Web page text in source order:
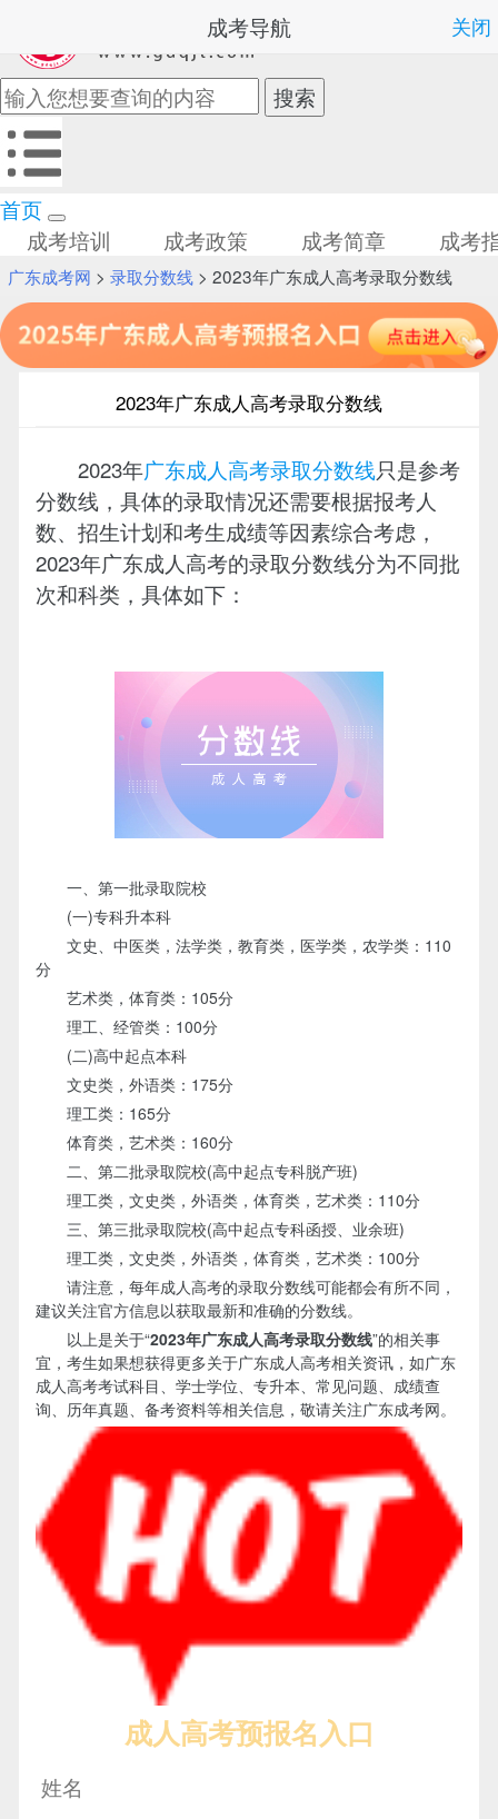
首页
成考培训
成考政策 成考简章 成考
广东成考网 > 录取分数线> 2023年广东成人高考录取分数线
2023年广东成人高考录取分数线
2023年广东成人高考录取分数线只是参考
分数线，具体的录取情况还需要根据报考人
数、招生计划和考生成绩等因素综合考虑，
2023年广东成人高考的录取分数线分为不同批
次和科类，具体如下：
一、第一批录取院校
(一)专科升本科
文史、中医类，法学类，教育类，医学类，农学类：110
分
艺术类，体育类：105分
理工、经管类：100分
(二)高中起点本科
文史类，外语类：175分
理工类：165分
体育类，艺术类：160分
二、第二批录取院校(高中起点专科脱产班)
理工类，文史类，外语类，体育类，艺术类：110分
三、第三批录取院校(高中起点专科函授、业余班)
理工类，文史类，外语类，体育类，艺术类：100分
请注意，每年成人高考的录取分数线可能都会有所不同，
建议关注官方信息以获取最新和准确的分数线。
以上是关于“2023年广东成人高考录取分数线”的相关事
宜，考生如果想获得更多关于广东成人高考相关资讯，如广东
成人高考考试科目、学士学位、专升本、常见问题、成绩查
询、历年真题、备考资料等相关信息，敬请关注广东成考网。
成人高考预报名入口
成考导航 关闭